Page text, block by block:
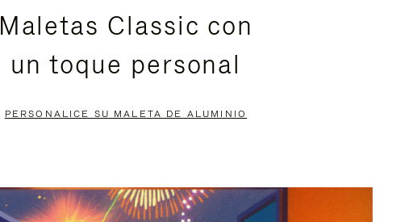
Maletas Classic con
un toque personal
PERSONALICE SU MALETA DE ALUMINIO